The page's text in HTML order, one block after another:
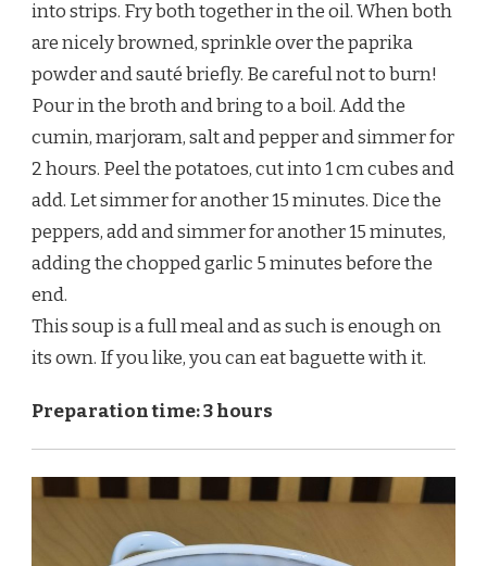
into strips. Fry both together in the oil. When both
are nicely browned, sprinkle over the paprika
powder and sauté briefly. Be careful not to burn!
Pour in the broth and bring to a boil. Add the
cumin, marjoram, salt and pepper and simmer for
2 hours. Peel the potatoes, cut into 1 cm cubes and
add. Let simmer for another 15 minutes. Dice the
peppers, add and simmer for another 15 minutes,
adding the chopped garlic 5 minutes before the
end.
This soup is a full meal and as such is enough on
its own. If you like, you can eat baguette with it.
Preparation time: 3 hours